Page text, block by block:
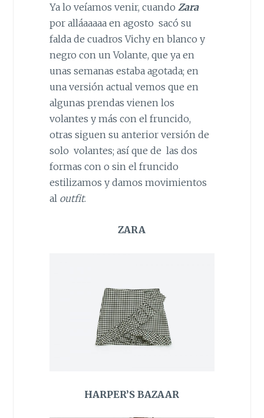
Ya lo veíamos venir, cuando Zara
por alláaaaaa en agosto sacó su
falda de cuadros Vichy en blanco y
negro con un Volante, que ya en
unas semanas estaba agotada; en
una versión actual vemos que en
algunas prendas vienen los
volantes y más con el fruncido,
otras siguen su anterior versión de
solo volantes; así que de las dos
formas con o sin el fruncido
estilizamos y damos movimientos
al outfit.
ZARA
HARPER’S BAZAAR